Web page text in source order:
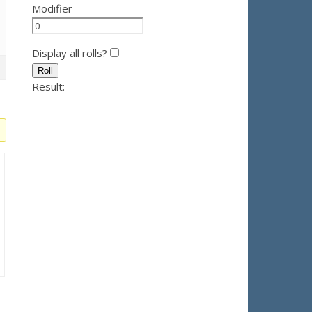
Modifier
Display all rolls?
Roll
Result: